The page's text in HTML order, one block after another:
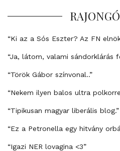
“Ki az a Sós Eszter? Az FN
“Ja, látom, valami sándorklárás
“Török Gábor színvonal..”
“Nekem ilyen balos ultra
“Tipikusan magyar liberális blog.”
“Ez a Petronella egy hitvány
“Igazi NER lovagina <3”